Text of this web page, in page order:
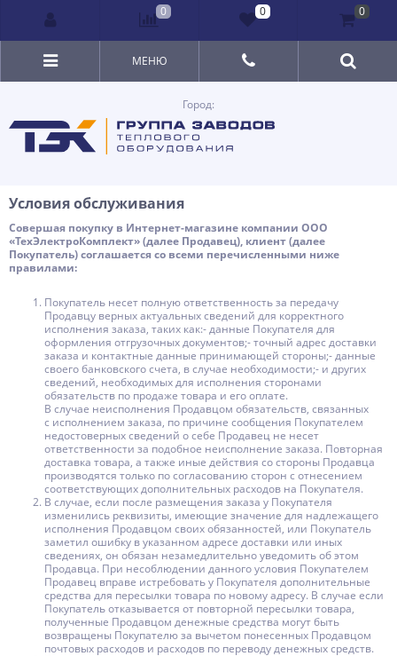
Город:
МЕНЮ
Условия обслуживания
Совершая покупку в Интернет-магазине компании ООО
«ТехЭлектроКомплект» (далее Продавец), клиент (далее
Покупатель) соглашается со всеми перечисленными ниже
правилами:
Покупатель несет полную ответственность за передачу
Продавцу верных актуальных сведений для корректного
исполнения заказа, таких как:- данные Покупателя для
оформления отгрузочных документов;- точный адрес доставки
заказа и контактные данные принимающей стороны;- данные
своего банковского счета, в случае необходимости;- и других
сведений, необходимых для исполнения сторонами
обязательств по продаже товара и его оплате.
В случае неисполнения Продавцом обязательств, связанных
с исполнением заказа, по причине сообщения Покупателем
недостоверных сведений о себе Продавец не несет
ответственности за подобное неисполнение заказа. Повторная
доставка товара, а также иные действия со стороны Продавца
производятся только по согласованию сторон с отнесением
соответствующих дополнительных расходов на Покупателя.
В случае, если после размещения заказа у Покупателя
изменились реквизиты, имеющие значение для надлежащего
исполнения Продавцом своих обязанностей, или Покупатель
заметил ошибку в указанном адресе доставки или иных
сведениях, он обязан незамедлительно уведомить об этом
Продавца. При несоблюдении данного условия Покупателем
Продавец вправе истребовать у Покупателя дополнительные
средства для пересылки товара по новому адресу. В случае если
Покупатель отказывается от повторной пересылки товара,
полученные Продавцом денежные средства могут быть
возвращены Покупателю за вычетом понесенных Продавцом
почтовых расходов и расходов по переводу денежных средств.
0 0 0